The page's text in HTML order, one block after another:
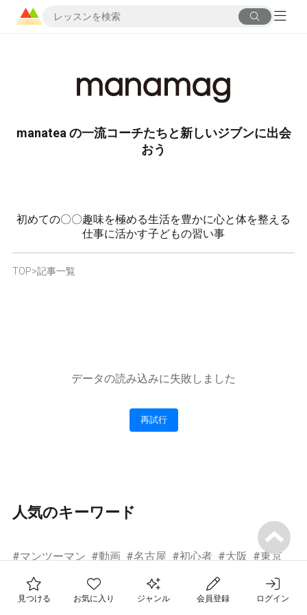
manatea の一流コーチたちと新しいジブンに出会
おう
初めての〇〇趣味を極める生活を豊かに心と体を整える
仕事に活かす子どもの習い事
TOP>記事一覧
データの読み込みに失敗しました
再試行
人気のキーワード
#マンツーマン #動画 #名古屋 #初心者 #大阪 #東京
おすすめ
フォロー中の先生
お気に入りのレッスン
見つける お気に入り ジャンル 会員登録 ログイン